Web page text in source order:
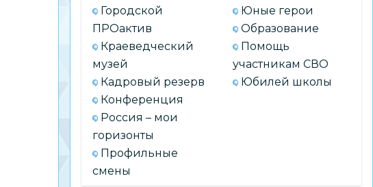
Городской
ПРОактив
Краеведческий
музей
Кадровый резерв
Конференция
Россия – мои
горизонты
Профильные
смены
Юные герои
Образование
Помощь
участникам СВО
Юбилей школы